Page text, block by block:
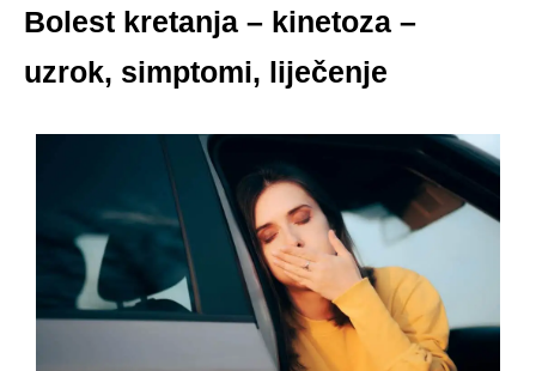
Bolest kretanja – kinetoza –
uzrok, simptomi, liječenje